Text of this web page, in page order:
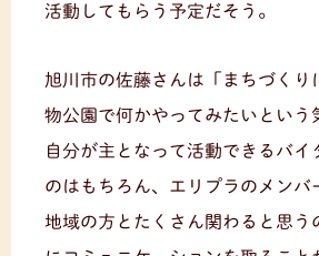
活動してもらう予定だそう。
旭川市の佐藤さんは「まちづくり
物公園で何かやってみたいという
自分が主となって活動できるバイ
のはもちろん、エリプラのメンバ
地域の方とたくさん関わると思う